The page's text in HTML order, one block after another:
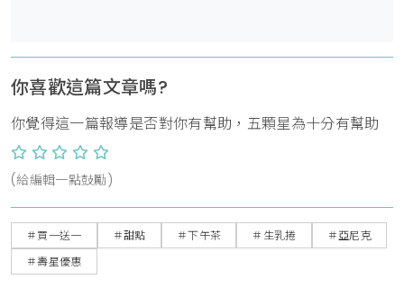
你喜歡這篇文章嗎?
你覺得這一篇報導是否對你有幫助，五顆星為十分有幫助
(給編輯一點鼓勵)
＃買一送一 ＃甜點 ＃下午茶 ＃生乳捲
＃亞尼克
＃壽星優惠